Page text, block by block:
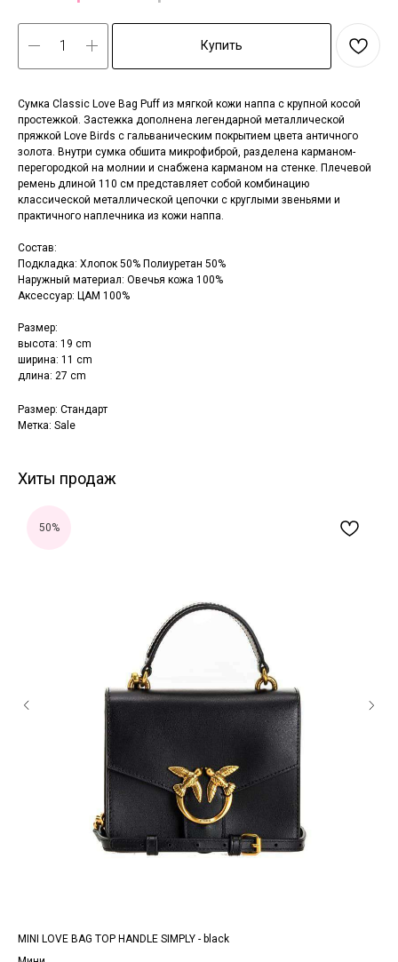
Купить
Сумка Classic Love Bag Puff из мягкой кожи наппа с крупной косой
простежкой. Застежка дополнена легендарной металлической
пряжкой Love Birds с гальваническим покрытием цвета античного
золота. Внутри сумка обшита микрофиброй, разделена карманом-
перегородкой на молнии и снабжена карманом на стенке. Плечевой
ремень длиной 110 см представляет собой комбинацию
классической металлической цепочки с круглыми звеньями и
практичного наплечника из кожи наппа.
Состав:
Подкладка: Хлопок 50% Полиуретан 50%
Наружный материал: Овечья кожа 100%
Аксессуар: ЦАМ 100%
Размер:
высота: 19 cm
ширина: 11 cm
длина: 27 cm
Размер: Стандарт
Метка: Sale
Хиты продаж
50%
MINI LOVE BAG TOP HANDLE SIMPLY - black